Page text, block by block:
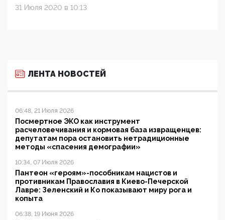
31 Июля 2020 в 10:13
ЛЕНТА НОВОСТЕЙ
06:48, 21 Июля 2026
Посмертное ЭКО как инструмент
расчеловечивания и кормовая база извращенцев:
депутатам пора остановить нетрадиционные
методы «спасения демографии»
10:34, 07 Июля 2026
Пантеон «героям»-пособникам нацистов и
противникам Православия в Киево-Печерской
Лавре: Зеленский и Ко показывают миру рога и
копыта
06:38, 19 Июня 2026